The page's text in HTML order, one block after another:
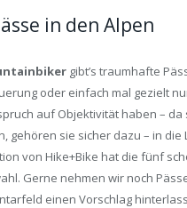
in den Alpen
gibt’s traumhafte
oder einfach mal gezielt
auf Objektivität haben –
gehören sie sicher dazu – in
von Hike+Bike hat die fünf
Gerne nehmen wir noch
einen Vorschlag